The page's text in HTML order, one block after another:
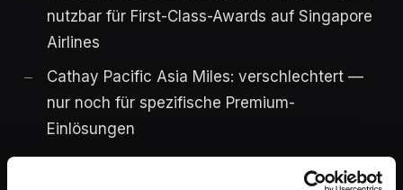
nutzbar für First-Class-Awards auf Singapore
Airlines
Cathay Pacific Asia Miles: verschlechtert —
nur noch für spezifische Premium-
Einlösungen